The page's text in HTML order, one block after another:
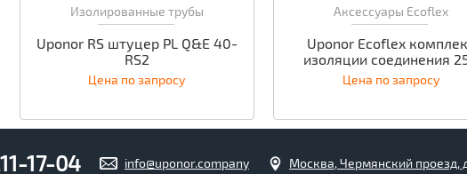
Изолированные трубы
Uponor RS штуцер PL Q&E 40-
RS2
Цена по запросу
Аксессуары Ecoflex
Uponor Ecoflex
изоляции соединения
Цена по запросу
17-04 info@uponor.company Москва, Чермянский проезд,